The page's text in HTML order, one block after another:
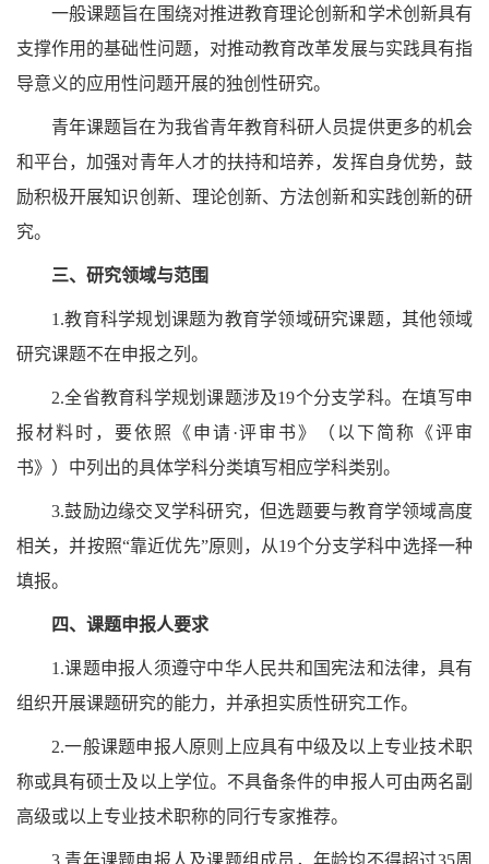
一般课题旨在围绕对推进教育理论创新和学术创新具有
支撑作用的基础性问题，对推动教育改革发展与实践具有指
导意义的应用性问题开展的独创性研究。
青年课题旨在为我省青年教育科研人员提供更多的机会
和平台，加强对青年人才的扶持和培养，发挥自身优势，鼓
励积极开展知识创新、理论创新、方法创新和实践创新的研
究。
三、研究领域与范围
1.教育科学规划课题为教育学领域研究课题，其他领域
研究课题不在申报之列。
2.全省教育科学规划课题涉及19个分支学科。在填写申
报材料时，要依照《申请·评审书》（以下简称《评审
书》）中列出的具体学科分类填写相应学科类别。
3.鼓励边缘交叉学科研究，但选题要与教育学领域高度
相关，并按照“靠近优先”原则，从19个分支学科中选择一种
填报。
四、课题申报人要求
1.课题申报人须遵守中华人民共和国宪法和法律，具有
组织开展课题研究的能力，并承担实质性研究工作。
2.一般课题申报人原则上应具有中级及以上专业技术职
称或具有硕士及以上学位。不具备条件的申报人可由两名副
高级或以上专业技术职称的同行专家推荐。
3.青年课题申报人及课题组成员，年龄均不得超过35周